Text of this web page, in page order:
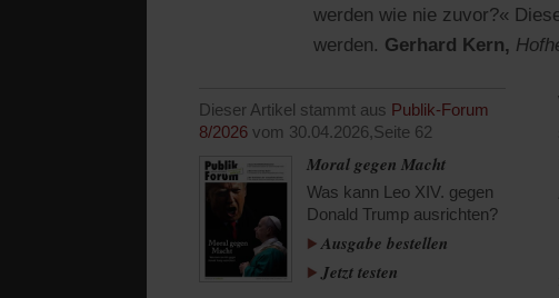
werden wie nie zuvor?«
werden. Gerhard Kern,
Dieser Artikel stammt aus Publik-Forum
8/2026 vom 30.04.2026,Seite 62
Moral gegen Macht
Was kann Leo XIV. gegen
Donald Trump ausrichten?
Ausgabe bestellen
Jetzt testen